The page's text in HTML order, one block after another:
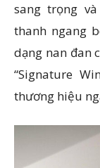
sang trọng
thanh ngang
dạng nan đan
“Signature
thương hiệu